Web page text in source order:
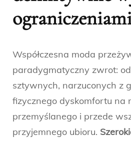
Współczesna moda
paradygmatyczny zwrot:
sztywnych, narzuconych z
fizycznego dyskomfortu na
przemyślanego i przede
przyjemnego ubioru.